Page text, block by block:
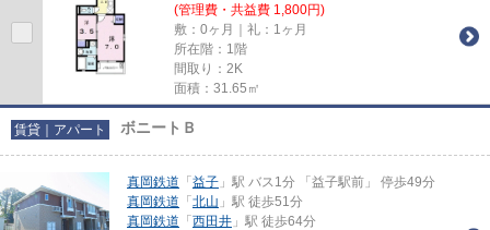
(管理費・共益費 1,800円)
敷：0ヶ月｜礼：1ヶ月
所在階：1階
間取り：2K
面積：31.65㎡
賃貸｜アパート ボニートＢ
真岡鉄道 「 益子 」駅 バス1分 「益子駅前」 停歩49分
真岡鉄道 「 北山 」駅 徒歩51分
真岡鉄道 「 西田井 」駅 徒歩64分